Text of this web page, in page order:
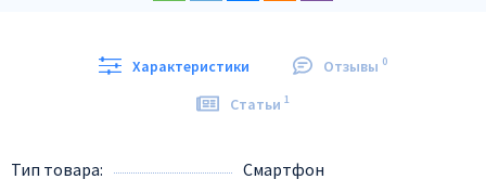
Характеристики Отзывы 0
Статьи 1
Тип товара
Смартфон